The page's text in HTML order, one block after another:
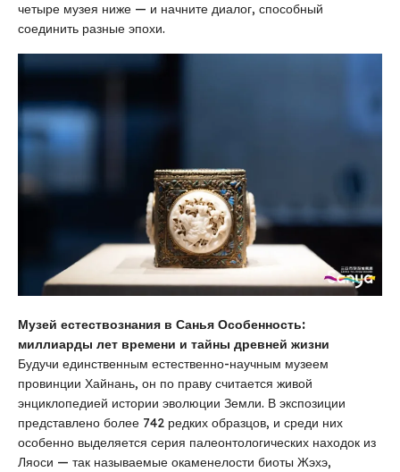
четыре музея ниже — и начните диалог, способный
соединить разные эпохи.
Музей естествознания в Санья Особенность:
миллиарды лет времени и тайны древней жизни
Будучи единственным естественно-научным музеем
провинции Хайнань, он по праву считается живой
энциклопедией истории эволюции Земли. В экспозиции
представлено более 742 редких образцов, и среди них
особенно выделяется серия палеонтологических находок из
Ляоси — так называемые окаменелости биоты Жэхэ,